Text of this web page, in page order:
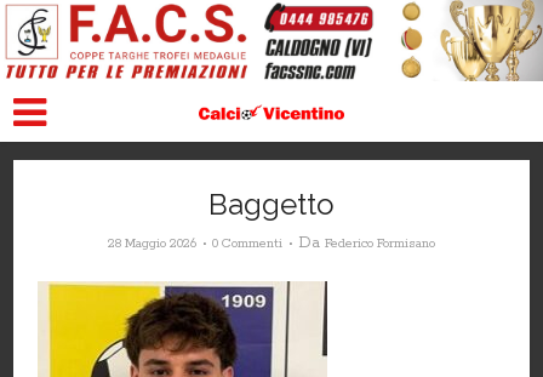
Baggetto
28 Maggio 2026 0 Commenti Da Federico Formisano